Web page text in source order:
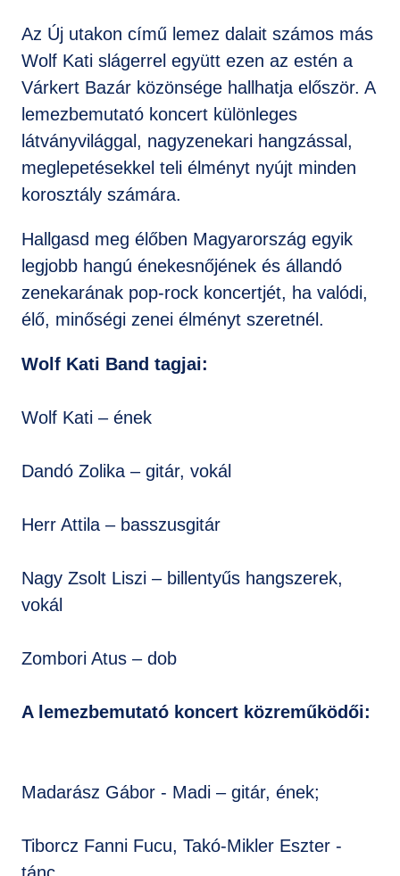
Az Új utakon című lemez dalait számos más
Wolf Kati slágerrel együtt ezen az estén a
Várkert Bazár közönsége hallhatja először. A
lemezbemutató koncert különleges
látványvilággal, nagyzenekari hangzással,
meglepetésekkel teli élményt nyújt minden
korosztály számára.
Hallgasd meg élőben Magyarország egyik
legjobb hangú énekesnőjének és állandó
zenekarának pop-rock koncertjét, ha valódi,
élő, minőségi zenei élményt szeretnél.
Wolf Kati Band tagjai:
Wolf Kati – ének
Dandó Zolika – gitár, vokál
Herr Attila – basszusgitár
Nagy Zsolt Liszi – billentyűs hangszerek,
vokál
Zombori Atus – dob
A lemezbemutató koncert közreműködői:
Madarász Gábor - Madi – gitár, ének;
Tiborcz Fanni Fucu, Takó-Mikler Eszter -